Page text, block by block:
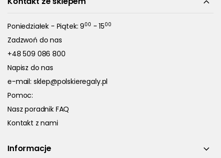
Poniedziałek - Piątek: 900 - 1500
Zadzwoń do nas
+48 509 086 800
Napisz do nas
e-mail: sklep@polskieregaly.pl
Pomoc:
Nasz poradnik FAQ
Kontakt z nami
Informacje